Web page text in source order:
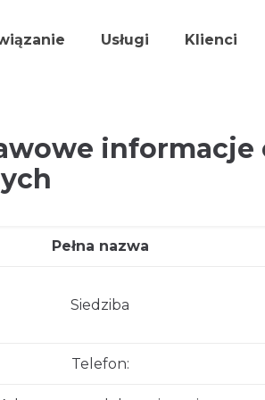
Usługi Klienci
informacje
Pełna nazwa
Siedziba
Telefon: